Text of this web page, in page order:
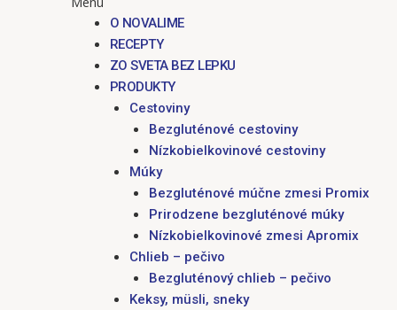
O NOVALIME
RECEPTY
ZO SVETA BEZ LEPKU
PRODUKTY
Cestoviny
Bezgluténové cestoviny
Nízkobielkovinové cestoviny
Múky
Bezgluténové múčne zmesi Promix
Prirodzene bezgluténové múky
Nízkobielkovinové zmesi Apromix
Chlieb – pečivo
Bezgluténový chlieb – pečivo
Keksy, müsli, sneky